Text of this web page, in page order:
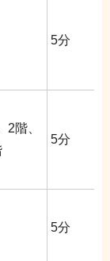
5分
2階、
5分
5分